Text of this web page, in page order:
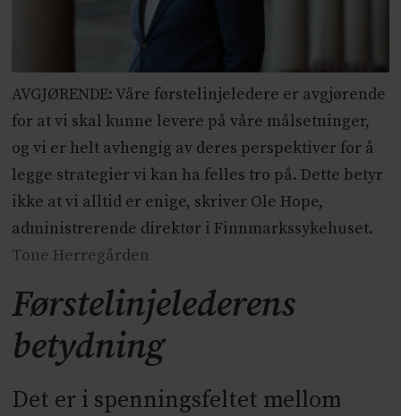
AVGJØRENDE: Våre førstelinjeledere er avgjørende
for at vi skal kunne levere på våre målsetninger,
og vi er helt avhengig av deres perspektiver for å
legge strategier vi kan ha felles tro på. Dette betyr
ikke at vi alltid er enige, skriver Ole Hope,
administrerende direktør i Finnmarkssykehuset.
Tone Herregården
Førstelinjelederens
betydning
Det er i spenningsfeltet mellom